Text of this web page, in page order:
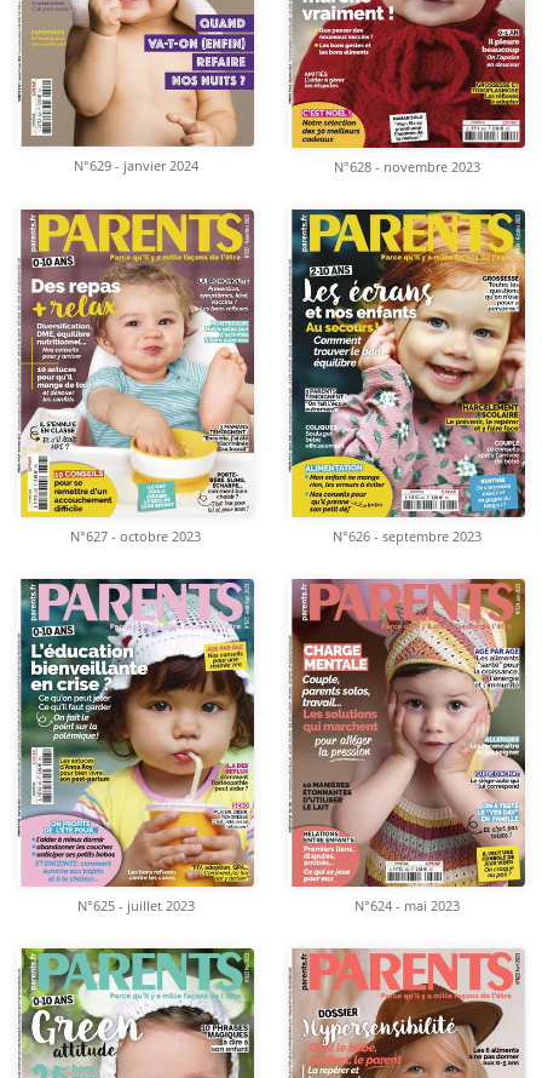
N°629 - janvier 2024 N°628 - novembre 2023
N°627 - octobre 2023 N°626 - septembre 2023
N°625 - juillet 2023 N°624 - mai 2023